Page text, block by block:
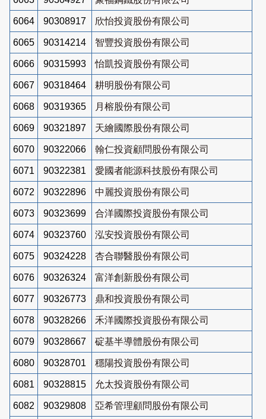
6064 90308917 欣怡投資股份有限公司
6065 90314214 智豐投資股份有限公司
6066 90315993 怡凱投資股份有限公司
6067 90318464 耕明股份有限公司
6068 90319365 月榕股份有限公司
6069 90321897 天繪國際股份有限公司
6070 90322066 翰仁投資顧問股份有限公司
6071 90322381 愛國者能源科技股份有限公司
6072 90322896 中麗投資股份有限公司
6073 90323699 合洋國際投資股份有限公司
6074 90323760 泓安投資股份有限公司
6075 90324228 杏合聯醫股份有限公司
6076 90326324 富洋創新股份有限公司
6077 90326773 鼎和投資股份有限公司
6078 90328266 禾洋國際投資股份有限公司
6079 90328667 碇基半導體股份有限公司
6080 90328701 穩陽投資股份有限公司
6081 90328815 允太投資股份有限公司
6082 90329808 亞希管理顧問股份有限公司